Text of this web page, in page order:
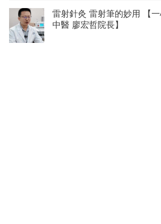
雷射針灸 雷射筆的妙用 【一
中醫 廖宏哲院長】